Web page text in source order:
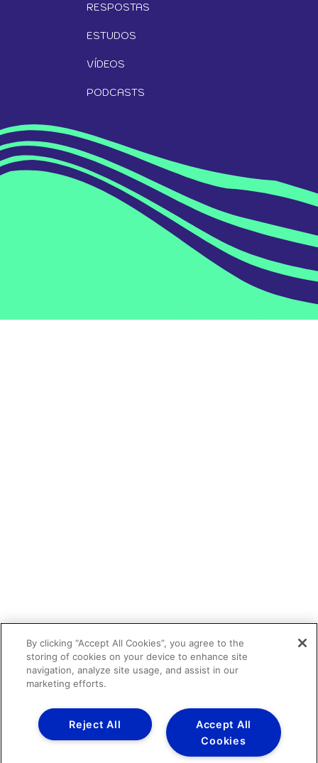
RESPOSTAS
ESTUDOS
VÍDEOS
PODCASTS
By clicking “Accept All Cookies”, you agree to the
storing of cookies on your device to enhance site
navigation, analyze site usage, and assist in our
marketing efforts.
Accept All
Cookies
Reject All